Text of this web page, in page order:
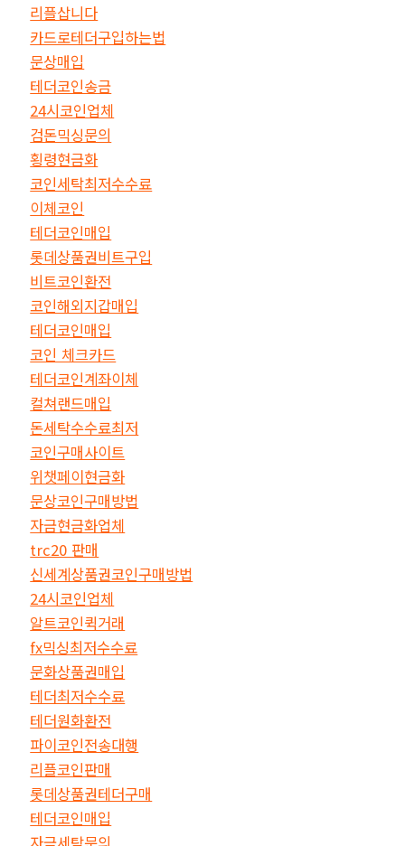
리플삽니다
카드로테더구입하는법
문상매입
테더코인송금
24시코인업체
검돈믹싱문의
횡령현금화
코인세탁최저수수료
이체코인
테더코인매입
롯데상품권비트구입
비트코인환전
코인해외지갑매입
테더코인매입
코인 체크카드
테더코인계좌이체
컬쳐랜드매입
돈세탁수수료최저
코인구매사이트
위챗페이현금화
문상코인구매방법
자금현금화업체
trc20 판매
신세계상품권코인구매방법
24시코인업체
알트코인퀵거래
fx믹싱최저수수료
문화상품권매입
테더최저수수료
테더원화환전
파이코인전송대행
리플코인판매
롯데상품권테더구매
테더코인매입